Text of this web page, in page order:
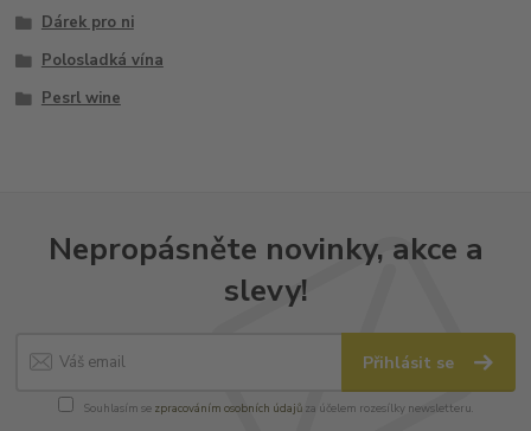
Dárek pro ni
Polosladká vína
Pesrl wine
Nepropásněte novinky, akce a
slevy!
Přihlásit se
Souhlasím se zpracováním osobních údajůza účelem rozesílky newsletteru.